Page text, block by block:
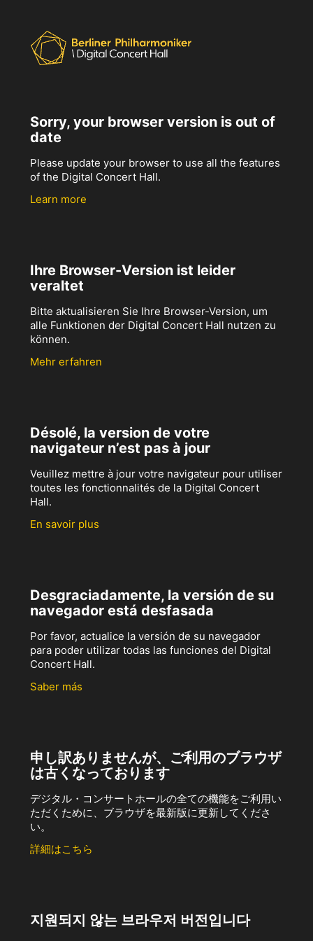
Sorry, your browser version is out of
date
Please update your browser to use all the features
of the Digital Concert Hall.
Learn more
Ihre Browser-Version ist leider
veraltet
Bitte aktualisieren Sie Ihre Browser-Version, um
alle Funktionen der Digital Concert Hall nutzen zu
können.
Mehr erfahren
Désolé, la version de votre
navigateur n’est pas à jour
Veuillez mettre à jour votre navigateur pour utiliser
toutes les fonctionnalités de la Digital Concert
Hall.
En savoir plus
Desgraciadamente, la versión de su
navegador está desfasada
Por favor, actualice la versión de su navegador
para poder utilizar todas las funciones del Digital
Concert Hall.
Saber más
申し訳ありませんが、ご利用のブラウザ
は古くなっております
デジタル・コンサートホールの全ての機能をご利用い
ただくために、ブラウザを最新版に更新してくださ
い。
詳細はこちら
지원되지 않는 브라우저 버전입니다